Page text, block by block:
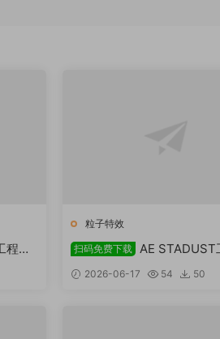
程金
粒子特效
扫码免费下载
AE STADUST
2026-06-17 54 50